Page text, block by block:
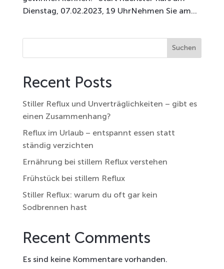
Dienstag, 07.02.2023, 19 UhrNehmen Sie am...
Suchen
Recent Posts
Stiller Reflux und Unverträglichkeiten – gibt es
einen Zusammenhang?
Reflux im Urlaub – entspannt essen statt
ständig verzichten
Ernährung bei stillem Reflux verstehen
Frühstück bei stillem Reflux
Stiller Reflux: warum du oft gar kein
Sodbrennen hast
Recent Comments
Es sind keine Kommentare vorhanden.